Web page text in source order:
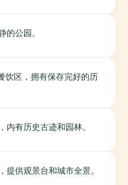
的公园。
饮区，拥有保存完好的历
内有历史古迹和园林。
提供观景台和城市全景。